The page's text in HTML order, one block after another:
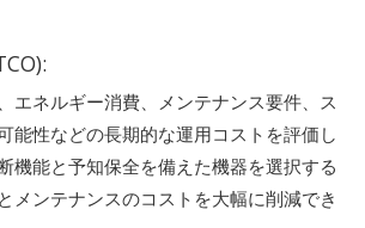
エネルギー消費、メンテナンス要件、ス
能性などの長期的な運用コストを評価し
機能と予知保全を備えた機器を選択する
メンテナンスのコストを大幅に削減でき